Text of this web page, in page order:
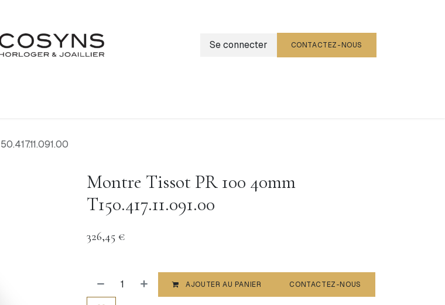
Se connecter CONTACTEZ-NOUS
Montre Tissot PR 100 40mm
T150.417.11.091.00
326,45 €
AJOUTER AU PANIER CONTACTEZ-NOUS